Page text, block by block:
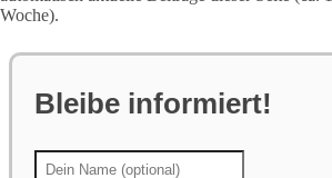
Woche).
Bleibe informiert!